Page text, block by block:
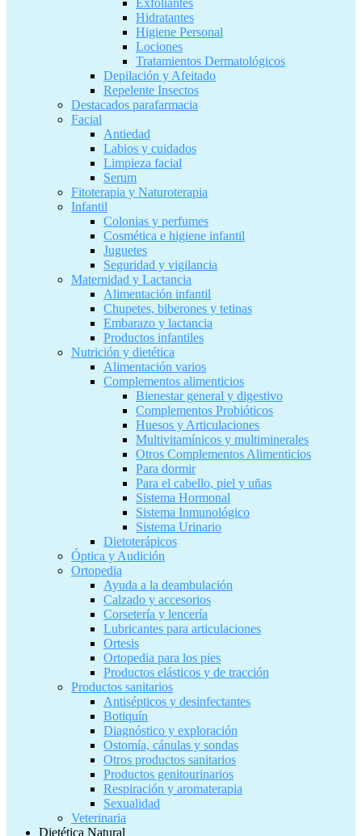
Exfoliantes
Hidratantes
Higiene Personal
Lociones
Tratamientos Dermatológicos
Depilación y Afeitado
Repelente Insectos
Destacados parafarmacia
Facial
Antiedad
Labios y cuidados
Limpieza facial
Serum
Fitoterapia y Naturoterapia
Infantil
Colonias y perfumes
Cosmética e higiene infantil
Juguetes
Seguridad y vigilancia
Maternidad y Lactancia
Alimentación infantil
Chupetes, biberones y tetinas
Embarazo y lactancia
Productos infantiles
Nutrición y dietética
Alimentación varios
Complementos alimenticios
Bienestar general y digestivo
Complementos Probióticos
Huesos y Articulaciones
Multivitamínicos y multiminerales
Otros Complementos Alimenticios
Para dormir
Para el cabello, piel y uñas
Sistema Hormonal
Sistema Inmunológico
Sistema Urinario
Dietoterápicos
Óptica y Audición
Ortopedia
Ayuda a la deambulación
Calzado y accesorios
Corsetería y lencería
Lubricantes para articulaciones
Ortesis
Ortopedia para los pies
Productos elásticos y de tracción
Productos sanitarios
Antisépticos y desinfectantes
Botiquín
Diagnóstico y exploración
Ostomía, cánulas y sondas
Otros productos sanitarios
Productos genitourinarios
Respiración y aromaterapia
Sexualidad
Veterinaria
Dietética Natural